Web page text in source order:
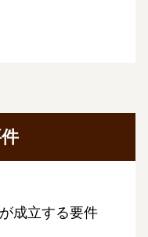
成立する要件